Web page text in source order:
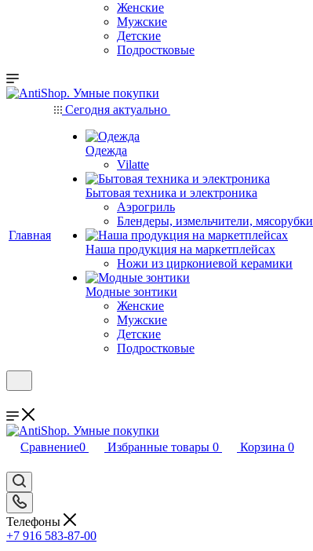
Женские
Мужские
Детские
Подростковые
Главная
Сегодня актуально
Одежда
Vilatte
Бытовая техника и электроника
Аэрогриль
Блендеры, измельчители, мясорубки
Наша продукция на маркетплейсах
Ножи из циркониевой керамики
Модные зонтики
Женские
Мужские
Детские
Подростковые
Сравнение0 Избранные товары 0 Корзина 0
Телефоны
+7 916 583-87-00